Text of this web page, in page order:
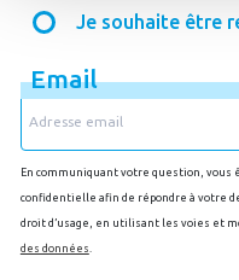
Je souhaite être
Email
En communiquant votre question, vous
confidentielle afin de répondre à votre
droit d’usage, en utilisant les voies et
des données.